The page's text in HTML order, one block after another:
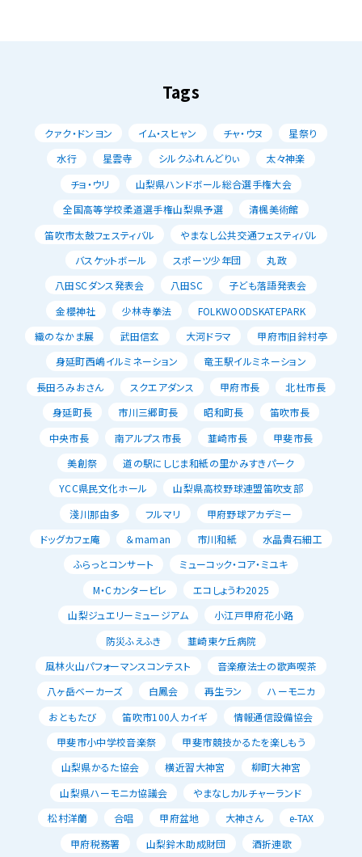
Tags
クァク・ドンヨン イム・スヒャン チャ・ウヌ
星祭り
水行
星雲寺 シルクふれんどりぃ
太々神楽
チョ・ウリ
山梨県ハンドボール総合選手権大会
全国高等学校柔道選手権山梨県予選
清楓美術館
笛吹市太鼓フェスティバル
やまなし公共交通フェスティバル
バスケットボール
スポーツ少年団
丸政
八田SCダンス発表会
八田SC
子ども落語発表会
金櫻神社
少林寺拳法
FOLKWOODSKATEPARK
織のなかま展
武田信玄 大河ドラマ
甲府市旧鈴村亭
身延町西嶋イルミネーション
竜王駅イルミネーション
長田ろみおさん
スクエアダンス 甲府市長
北杜市長
身延町長
市川三郷町長 昭和町長
笛吹市長
中央市長
南アルプス市長 韮崎市長
甲斐市長
美創祭
道の駅にしじま和紙の里かみすきパーク
YCC県民文化ホール
山梨県高校野球連盟笛吹支部
淺川那由多
フルマリ
甲府野球アカデミー
ドッグカフェ庵
＆maman 市川和紙
水晶貴石細工
ふらっとコンサート
ミューコック・コア・ミユキ
M・Cカンタービレ
エコしょうわ2025
山梨ジュエリーミュージアム
小江戸甲府花小路
防災ふえふき
韮崎東ケ丘病院
風林火山パフォーマンスコンテスト
音楽療法士の歌声喫茶
八ヶ岳ベーカーズ
白鳳会 再生ラン
ハーモニカ
おともたび
笛吹市100人カイギ
情報通信設備協会
甲斐市小中学校音楽祭
甲斐市競技かるたを楽しもう
山梨県かるた協会
横近習大神宮
柳町大神宮
山梨県ハーモニカ協議会
やまなしカルチャーランド
松村洋蘭
合唱 甲府盆地 大神さん
e-TAX
甲府税務署
山梨鈴木助成財団
酒折連歌